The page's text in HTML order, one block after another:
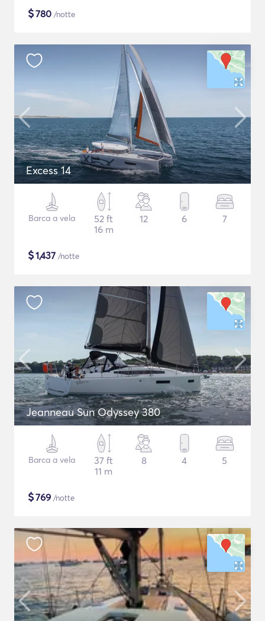
$780 /notte
Excess 14
Barca a vela
52 ft
16 m
12 6 7
$1,437 /notte
Jeanneau Sun Odyssey 380
Barca a vela
37 ft
11 m
8 4 5
$769 /notte